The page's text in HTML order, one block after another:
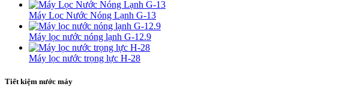
Máy Lọc Nước Nóng Lạnh G-13
Máy lọc nước nóng lạnh G-12.9
Máy lọc nước trọng lực H-28
Tiết kiệm nước máy